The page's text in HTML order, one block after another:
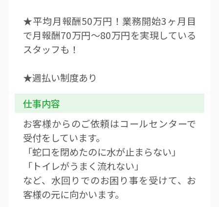
★平均月報酬50万円！業務開始3ヶ月目
で月報酬70万円〜80万円を実現している
スタッフも！
★週払い制度あり
仕事内容
お客様からのご依頼はコールセンターで
受付をしています。
「蛇口を閉めたのに水が止まらない」
「トイレがうまく流れない」
など、水回りでのお困り事を受けて、お
客様の元に向かいます。